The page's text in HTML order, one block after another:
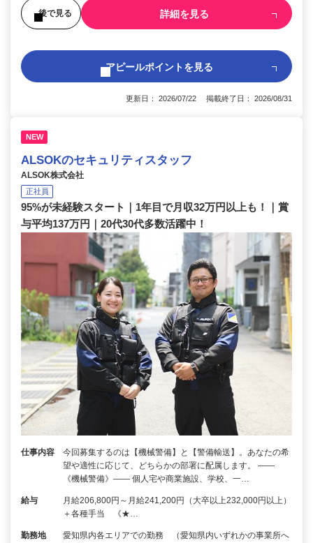
後で見る 詳細を見る
アピールポイントを見る
更新日： 2026/07/22 掲載終了日： 2026/08/31
NEW
ALSOKのセキュリティスタッフ
ALSOK株式会社
正社員
95%が未経験スタート｜1年目で月収32万円以上も！｜賞
与平均137万円｜20代30代多数活躍中！
仕事内容
今回募集するのは【機械警備】と【警備輸送】。あなたの希
望や適性に応じて、どちらかの部署に配属します。 ――
《機械警備》―― 個人宅や商業施設、学校、一…
給与
月給206,800円～月給241,200円（大卒以上232,000円以上）
＋各種手当 《★…
勤務地
愛知県内各エリアでの勤務 （愛知県内いずれかの事業所へ